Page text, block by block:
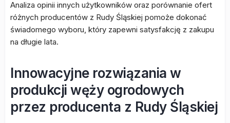
Analiza opinii innych użytkowników oraz porównanie ofert
różnych producentów z Rudy Śląskiej pomoże dokonać
świadomego wyboru, który zapewni satysfakcję z zakupu
na długie lata.
Innowacyjne rozwiązania w
produkcji węży ogrodowych
przez producenta z Rudy Śląskiej